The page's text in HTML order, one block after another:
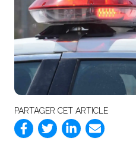
PARTAGER CET ARTICLE